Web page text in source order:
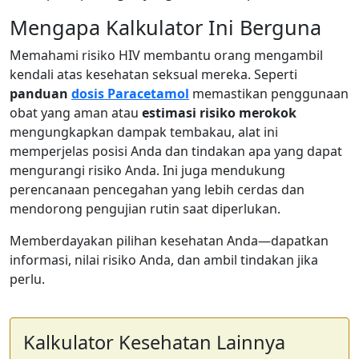
Mengapa Kalkulator Ini Berguna
Memahami risiko HIV membantu orang mengambil
kendali atas kesehatan seksual mereka. Seperti
panduan dosis Paracetamol memastikan penggunaan
obat yang aman atau estimasi risiko merokok
mengungkapkan dampak tembakau, alat ini
memperjelas posisi Anda dan tindakan apa yang dapat
mengurangi risiko Anda. Ini juga mendukung
perencanaan pencegahan yang lebih cerdas dan
mendorong pengujian rutin saat diperlukan.
Memberdayakan pilihan kesehatan Anda—dapatkan
informasi, nilai risiko Anda, dan ambil tindakan jika
perlu.
Kalkulator Kesehatan Lainnya